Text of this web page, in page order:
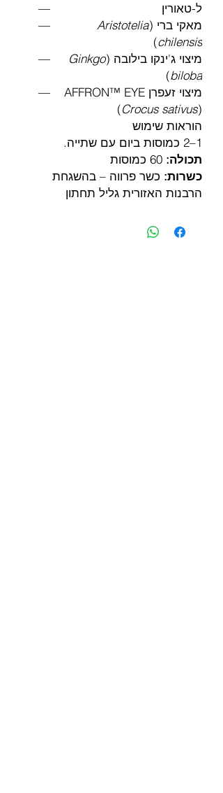
ל-טאורין
—
מאקי ברי (Aristotelia
chilensis
)
—
מיצוי ג'ינקו בילובה (Ginkgo
biloba
)
—
מיצוי זעפרן AFFRON™ EYE
(Crocus sativus)
—
הוראות שימוש
1–2 כמוסות ביום עם שתייה.
תכולה:
כשרות: כשר פרווה – בהשגחת
הרבנות האזורית גליל תחתון